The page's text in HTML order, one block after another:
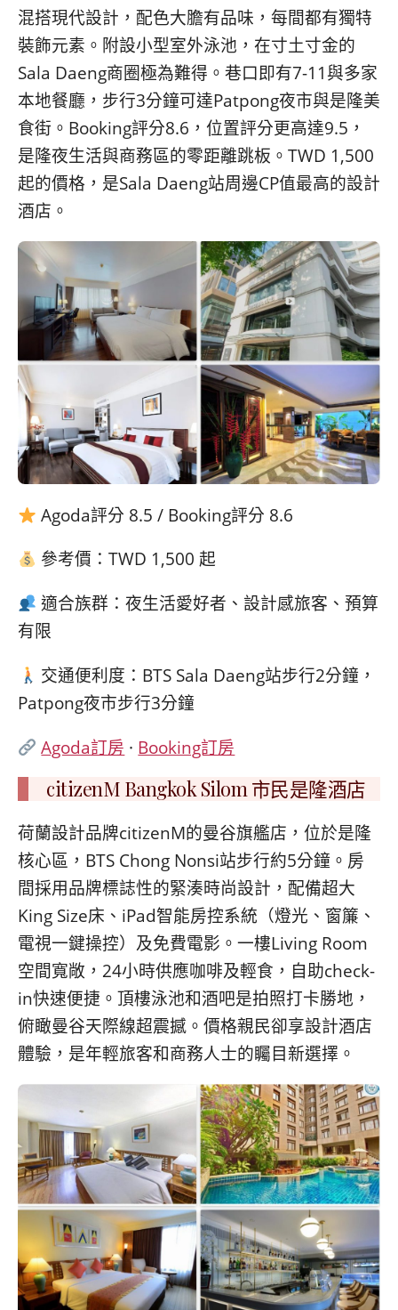
混搭現代設計，配色大膽有品味，每間都有獨特
裝飾元素。附設小型室外泳池，在寸土寸金的
Sala Daeng商圈極為難得。巷口即有7-11與多家
本地餐廳，步行3分鐘可達Patpong夜市與是隆美
食街。Booking評分8.6，位置評分更高達9.5，
是隆夜生活與商務區的零距離跳板。TWD 1,500
起的價格，是Sala Daeng站周邊CP值最高的設計
酒店。
Agoda評分 8.5 / Booking評分 8.6
參考價：TWD 1,500 起
適合族群：夜生活愛好者、設計感旅客、預算
有限
交通便利度：BTS Sala Daeng站步行2分鐘，
Patpong夜市步行3分鐘
Agoda訂房 · Booking訂房
citizenM Bangkok Silom 市民是隆酒店
荷蘭設計品牌citizenM的曼谷旗艦店，位於是隆
核心區，BTS Chong Nonsi站步行約5分鐘。房
間採用品牌標誌性的緊湊時尚設計，配備超大
King Size床、iPad智能房控系統（燈光、窗簾、
電視一鍵操控）及免費電影。一樓Living Room
空間寬敞，24小時供應咖啡及輕食，自助check-
in快速便捷。頂樓泳池和酒吧是拍照打卡勝地，
俯瞰曼谷天際線超震撼。價格親民卻享設計酒店
體驗，是年輕旅客和商務人士的矚目新選擇。